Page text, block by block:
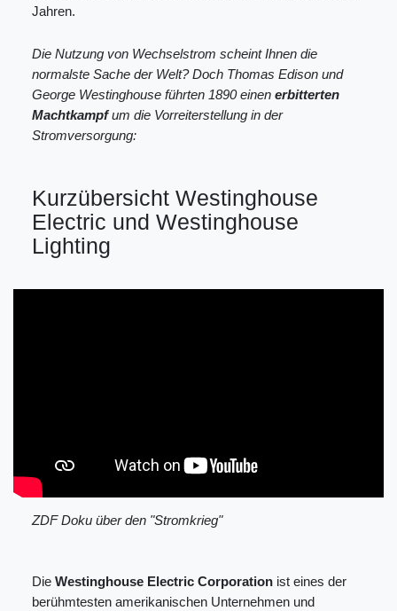
Jahren.
Die Nutzung von Wechselstrom scheint Ihnen die
normalste Sache der Welt? Doch Thomas Edison und
George Westinghouse führten 1890 einen erbitterten
Machtkampfum die Vorreiterstellung in der
Stromversorgung:
Kurzübersicht Westinghouse
Electric und Westinghouse
Lighting
ZDF Doku über den "Stromkrieg"
Die Westinghouse Electric Corporation ist eines der
berühmtesten amerikanischen Unternehmen und